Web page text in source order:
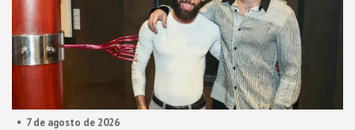
7 de agosto de 2026